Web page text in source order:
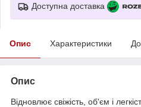
Доступна доставка
Опис Характеристики
Опис
Відновлює свіжість, об'єм і